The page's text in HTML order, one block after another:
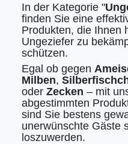
In der Kategorie "
finden Sie eine
Produkten, die Ihnen
Ungeziefer zu
schützen.
Egal ob gegen
Milben,
oder Zecken – mit
abgestimmten
sind Sie bestens
unerwünschte Gäste
loszuwerden.